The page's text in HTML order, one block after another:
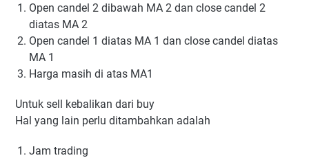
Open candel 2 dibawah MA 2 dan close candel 2
diatas MA 2
Open candel 1 diatas MA 1 dan close candel diatas
MA 1
Harga masih di atas MA1
Untuk sell kebalikan dari buy
Hal yang lain perlu ditambahkan adalah
Jam trading